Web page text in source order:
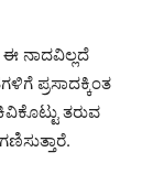
ನಾದವಿಲ್ಲದೆ
ಪ್ರಸಾದಕ್ಕಿಂತ
ತರುವ